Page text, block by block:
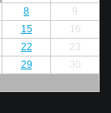
8
9
15
16
22
23
29
30